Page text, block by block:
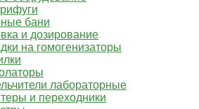
бани
и дозирование
на гомогенизаторы
лабораторные
и переходники